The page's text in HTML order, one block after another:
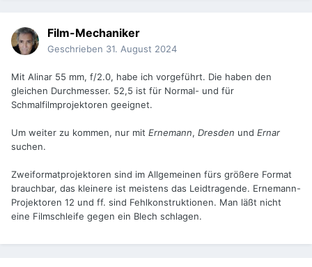
Film-Mechaniker
Geschrieben 31. August 2024
Mit Alinar 55 mm, f/2.0, habe ich vorgeführt. Die haben den
gleichen Durchmesser. 52,5 ist für Normal- und für
Schmalfilmprojektoren geeignet.
Um weiter zu kommen, nur mit Ernemann, Dresden und Ernar
suchen.
Zweiformatprojektoren sind im Allgemeinen fürs größere Format
brauchbar, das kleinere ist meistens das Leidtragende. Ernemann-
Projektoren 12 und ff. sind Fehlkonstruktionen. Man läßt nicht
eine Filmschleife gegen ein Blech schlagen.